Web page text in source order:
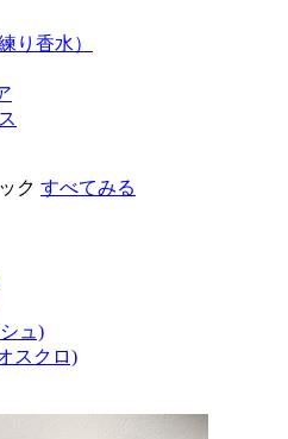
り香水）
ク すべてみる
ュ)
スクロ)